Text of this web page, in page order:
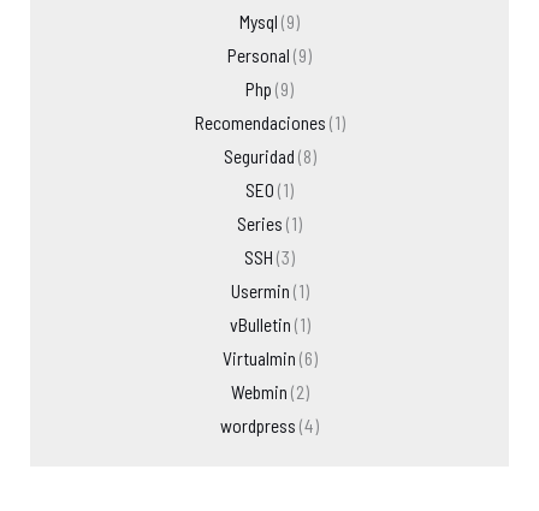
Mysql (9)
Personal (9)
Php (9)
Recomendaciones (1)
Seguridad (8)
SEO (1)
Series (1)
SSH (3)
Usermin (1)
vBulletin (1)
Virtualmin (6)
Webmin (2)
wordpress (4)